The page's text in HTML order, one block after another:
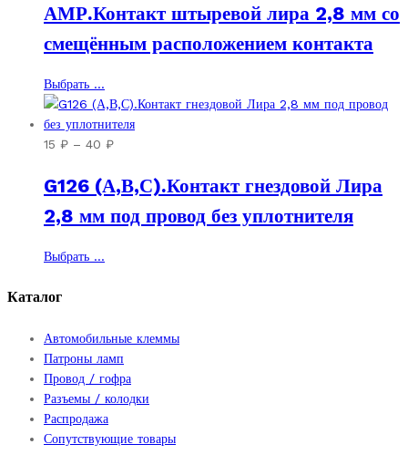
АМР.Контакт штыревой лира 2,8 мм со
смещённым расположением контакта
Выбрать ...
товар
имеет
несколько
Опции
выбрать
странице
15 ₽ – 40 ₽Диапазон
15 ₽
40 ₽
G126 (А,В,С).Контакт гнездовой Лира
2,8 мм под провод без уплотнителя
Выбрать ...
вариаций.
Опции
можно
выбрать
на
странице
Каталог
Автомобильные клеммы
Патроны ламп
Провод / гофра
Разъемы / колодки
Распродажа
Сопутствующие товары